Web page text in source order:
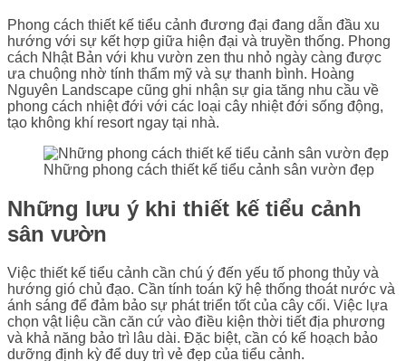
Phong cách thiết kế tiểu cảnh đương đại đang dẫn đầu xu
hướng với sự kết hợp giữa hiện đại và truyền thống. Phong
cách Nhật Bản với khu vườn zen thu nhỏ ngày càng được
ưa chuộng nhờ tính thẩm mỹ và sự thanh bình. Hoàng
Nguyên Landscape cũng ghi nhận sự gia tăng nhu cầu về
phong cách nhiệt đới với các loại cây nhiệt đới sống động,
tạo không khí resort ngay tại nhà.
Những phong cách thiết kế tiểu cảnh sân vườn đẹp
Những lưu ý khi thiết kế tiểu cảnh
sân vườn
Việc thiết kế tiểu cảnh cần chú ý đến yếu tố phong thủy và
hướng gió chủ đạo. Cần tính toán kỹ hệ thống thoát nước và
ánh sáng để đảm bảo sự phát triển tốt của cây cối. Việc lựa
chọn vật liệu cần căn cứ vào điều kiện thời tiết địa phương
và khả năng bảo trì lâu dài. Đặc biệt, cần có kế hoạch bảo
dưỡng định kỳ để duy trì vẻ đẹp của tiểu cảnh.